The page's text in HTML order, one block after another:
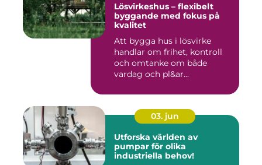
Lösvirkeshus – flexibelt
byggande med fokus på
kvalitet
Att bygga hus i lösvirke
handlar om frihet, kontroll
och omtanke om både
vardag och pl&ar...
03. jun
Utforska världen av
pumpar för olika
industriella behov!